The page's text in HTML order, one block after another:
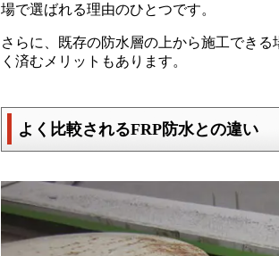
場で選ばれる理由のひとつです。
さらに、既存の防水層の上から施工でき
く済むメリットもあります。
よく比較されるFRP防水との違い